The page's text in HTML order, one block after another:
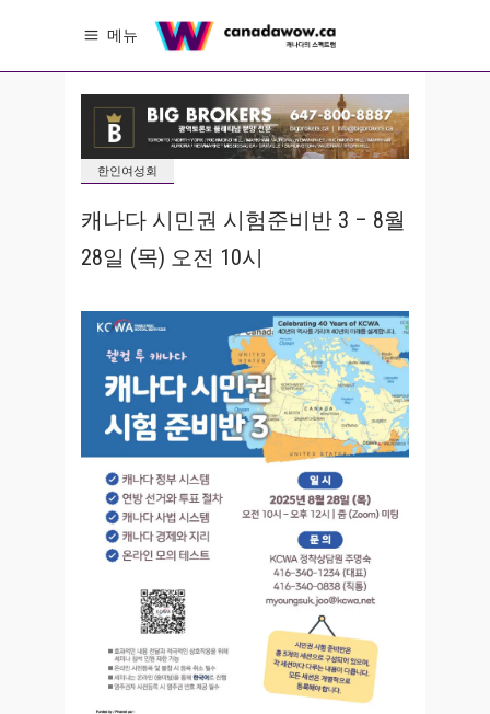
메뉴
한인여성회
캐나다 시민권 시험준비반 3 – 8월
28일 (목) 오전 10시